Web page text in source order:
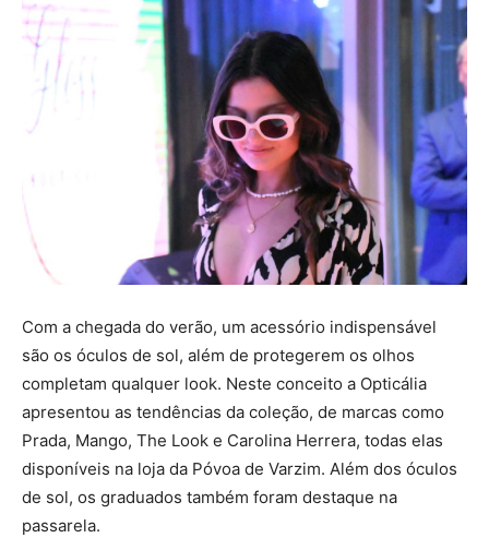
Com a chegada do verão, um acessório indispensável
são os óculos de sol, além de protegerem os olhos
completam qualquer look. Neste conceito a Opticália
apresentou as tendências da coleção, de marcas como
Prada, Mango, The Look e Carolina Herrera, todas elas
disponíveis na loja da Póvoa de Varzim. Além dos óculos
de sol, os graduados também foram destaque na
passarela.